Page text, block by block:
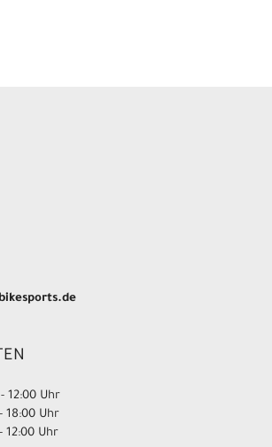
12:00 Uhr
18:00 Uhr
12:00 Uhr